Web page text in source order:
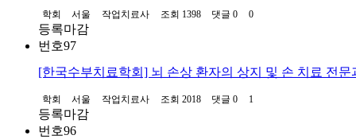
학회 서울 작업치료사 조회 1398 댓글 0 0
등록마감
번호97
[한국수부치료학회] 뇌 손상 환자의 상지 및 손 치료 전문
학회 서울 작업치료사 조회 2018 댓글 0 1
등록마감
번호96